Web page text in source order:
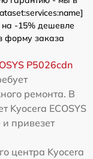
на -15% дешевле
форму заказа
P5026cdn
ремонта. В
Kyocera ECOSYS
привезет
центра Kyocera